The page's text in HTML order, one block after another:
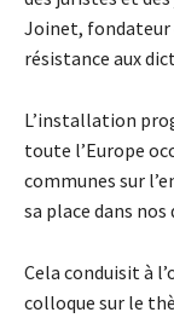
Joinet, fondateur
résistance aux
L’installation
toute l’Europe
communes sur
sa place dans
Cela conduisit à
colloque sur le